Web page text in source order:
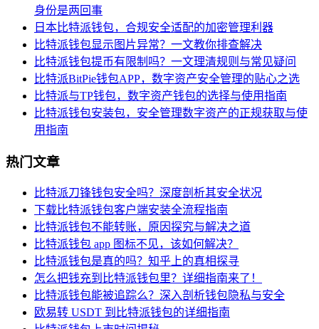
身份是两回事
日本比特派钱包，合规安全适配的加密管理利器
比特派钱包显示图片异常？一文教你排查解决
比特派钱包提币有限制吗？一文理清规则与常见疑问
比特派BitPie钱包APP，数字资产安全管理的贴心之选
比特派与TP钱包，数字资产钱包的选择与使用指南
比特派钱包安装包，安全管理数字资产的正规获取与使
用指南
热门文章
比特派刀锋钱包安全吗？深度剖析其安全状况
下载比特派钱包客户端安装全流程指南
比特派钱包不能转账，原因探究与解决之道
比特派钱包 app 图标不见，该如何解决？
比特派钱包是真的吗？知乎上的真相探寻
怎么把钱充到比特派钱包里？详细指南来了！
比特派钱包能被追踪么？深入剖析钱包隐私与安全
欧易转 USDT 到比特派钱包的详细指南